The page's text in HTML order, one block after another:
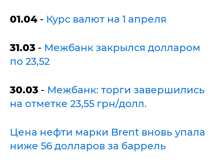
01.04 - Курс валют на 1 апреля
31.03 - Межбанк закрылся долларом
по 23,52
30.03 - Межбанк: торги завершились
на отметке 23,55 грн/долл.
Цена нефти марки Brent вновь упала
ниже 56 долларов за баррель